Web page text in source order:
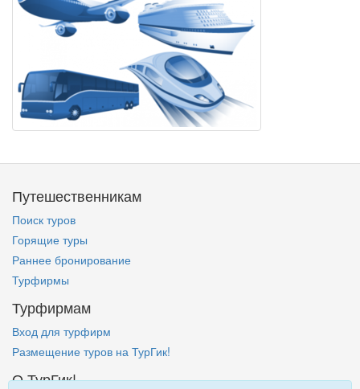
Путешественникам
Поиск туров
Горящие туры
Раннее бронирование
Турфирмы
Турфирмам
Вход для турфирм
Размещение туров на ТурГик!
О ТурГик!